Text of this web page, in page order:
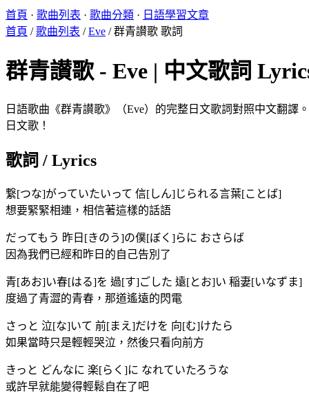
首頁 · 歌曲列表 · 歌曲分類 · 日語學習文章
首頁 /歌曲列表 /Eve /群青讃歌 歌詞
群青讃歌 - Eve | 中文歌詞
日語歌曲《群青讃歌》（Eve）的完整日文歌詞對照中文翻譯
日文歌！
歌詞 / Lyrics
繋[つな]がっていたいって 信[しん]じられる言葉[ことば]
想要緊緊相連，相信著這樣的話語
だってもう 昨日[きのう]の僕[ぼく]らに おさらば
因為我們已經和昨日的自己告別了
青[あお]い春[はる]を 過[す]ごした 遠[とお]い 稲妻[いなずま]
度過了青澀的青春，那道遙遠的閃電
さっと 泣[な]いて 前[まえ]だけを 向[む]けたら
如果當時只是輕輕哭泣，然後只看向前方
きっと どんなに 楽[らく]に なれていたろうな
或許早就能變得輕鬆自在了吧